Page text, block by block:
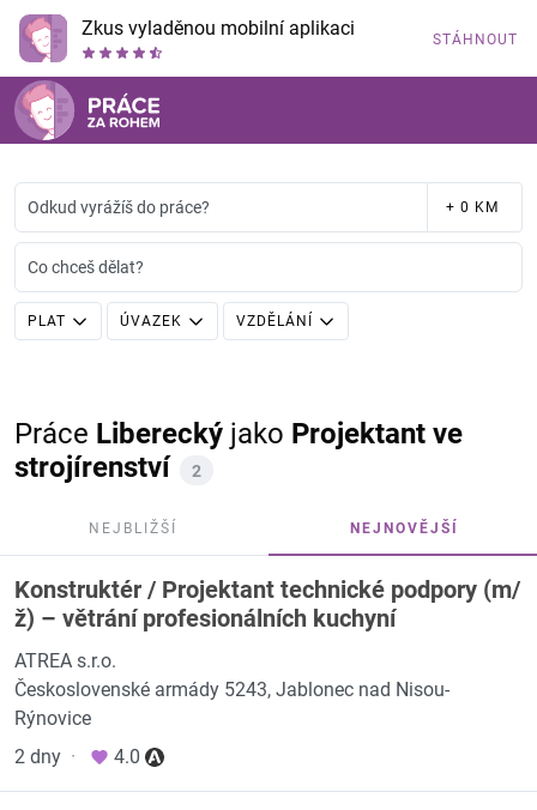
Zkus vyladěnou mobilní aplikaci STÁHNOUT
Odkud vyrážíš do práce? + 0 KM
Co chceš dělat?
PLAT ÚVAZEK VZDĚLÁNÍ
Práce Liberecký jako Projektant ve
strojírenství
2
NEJBLIŽŠÍ NEJNOVĚJŠÍ
Konstruktér / Projektant technické podpory (m/
ž) – větrání profesionálních kuchyní
ATREA s.r.o.
Československé armády 5243, Jablonec nad Nisou-
Rýnovice
2 dny · 4.0